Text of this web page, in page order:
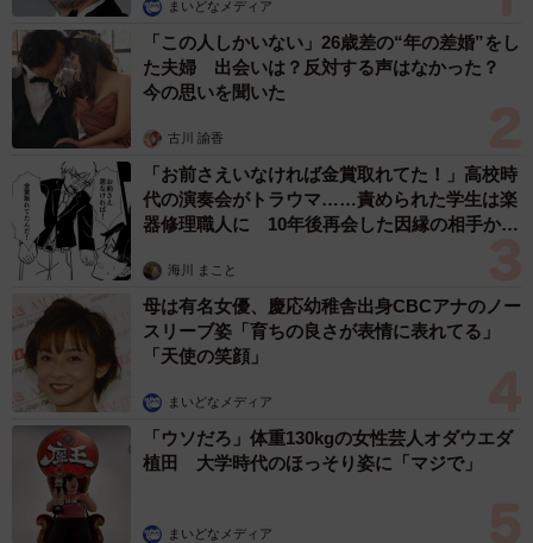
まいどなメディア
「この人しかいない」26歳差の“年の差婚”をし
た夫婦 出会いは？反対する声はなかった？
今の思いを聞いた
古川 諭香
「お前さえいなければ金賞取れてた！」高校時
代の演奏会がトラウマ……責められた学生は楽
器修理職人に 10年後再会した因縁の相手から
海川 まこと
母は有名女優、慶応幼稚舎出身CBCアナのノー
スリーブ姿「育ちの良さが表情に表れてる」
「天使の笑顔」
まいどなメディア
「ウソだろ」体重130kgの女性芸人オダウエダ
植田 大学時代のほっそり姿に「マジで」
まいどなメディア